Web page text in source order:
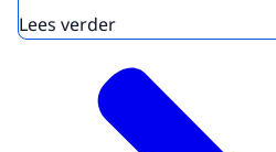
Lees verder